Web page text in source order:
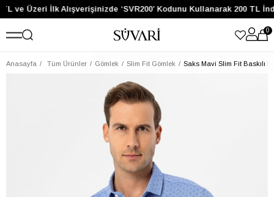
ve Üzeri İlk Alışverişinizde ‘SVR200’ Kodunu Kullanarak 200 TL
0
Anasayfa Tüm Ürünler Gömlek Slim Fit Gömlek Saks Mavi Slim Fit Baskılı